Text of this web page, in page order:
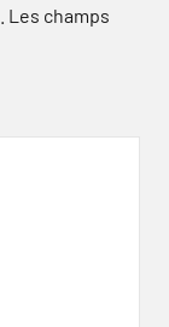
Les champs